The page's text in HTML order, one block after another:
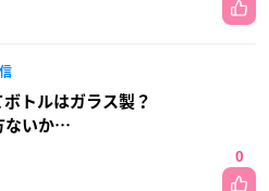
トルはガラス製？
ないか…
0